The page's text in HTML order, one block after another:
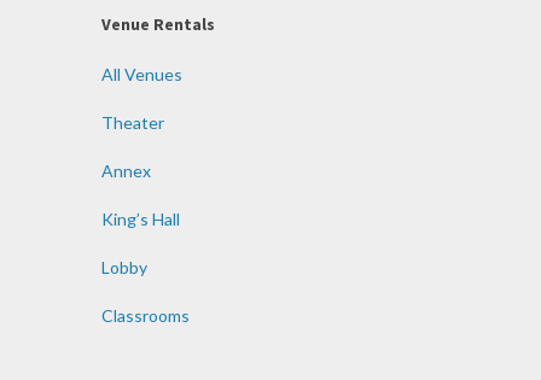
Venue Rentals
All Venues
Theater
Annex
King’s Hall
Lobby
Classrooms